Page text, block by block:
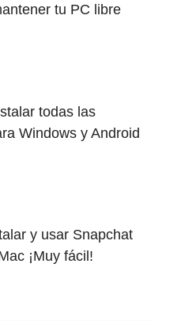
tu PC libre
todas las
Windows y Android
y usar Snapchat
¡Muy fácil!